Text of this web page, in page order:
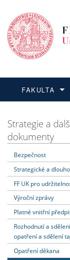
FAKULTA
Dozvědět se
Podat
Dozvědět se
Dozvědět se
Dozvědět se
Strategie a
dokumenty
Bezpečnost
Strategické a
FF UK pro
Výroční zprávy
Platné vnitřní
Rozhodnutí a
opatření a sdělení
Opatření děkana